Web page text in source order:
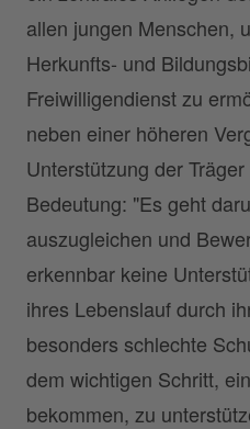
allen jungen Menschen,
Herkunfts- und
Freiwilligendienst zu
neben einer höheren
Unterstützung der
Bedeutung: "Es geht
auszugleichen und
erkennbar keine
ihres Lebenslauf durch
besonders schlechte
dem wichtigen Schritt,
bekommen, zu